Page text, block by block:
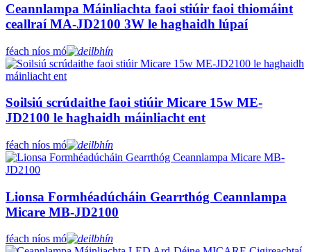
Ceannlampa Máinliachta faoi stiúir faoi thiomáint
ceallraí MA-JD2100 3W le haghaidh lúpaí
féach níos mó
Soilsiú scrúdaithe faoi stiúir Micare 15w ME-
JD2100 le haghaidh máinliacht ent
féach níos mó
Lionsa Formhéadúcháin Gearrthóg Ceannlampa
Micare MB-JD2100
féach níos mó